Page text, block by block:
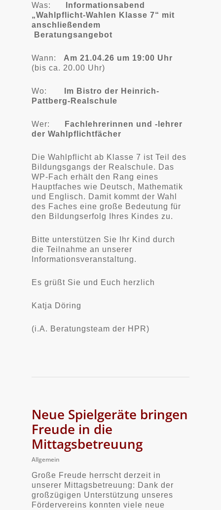
Was:
Informationsabend
„Wahlpflicht-Wahlen Klasse 7“ mit
anschließendem
Beratungsangebot
Wann:
Am 21.04.26 um 19:00 Uhr
(bis ca. 20.00 Uhr)
Wo:
Im Bistro der Heinrich-
Pattberg-Realschule
Wer:
Fachlehrerinnen und -lehrer
der Wahlpflichtfächer
Die Wahlpflicht ab Klasse 7 ist Teil des
Bildungsgangs der Realschule. Das
WP-Fach erhält den Rang eines
Hauptfaches wie Deutsch, Mathematik
und Englisch. Damit kommt der Wahl
des Faches eine große Bedeutung für
den Bildungserfolg Ihres Kindes zu.
Bitte unterstützen Sie Ihr Kind durch
die Teilnahme an unserer
Informationsveranstaltung.
Es grüßt Sie und Euch herzlich
Katja Döring
(i.A. Beratungsteam der HPR)
Neue Spielgeräte bringen
Freude in die
Mittagsbetreuung
Allgemein
Große Freude herrscht derzeit in
unserer Mittagsbetreuung: Dank der
großzügigen Unterstützung unseres
Fördervereins konnten viele neue